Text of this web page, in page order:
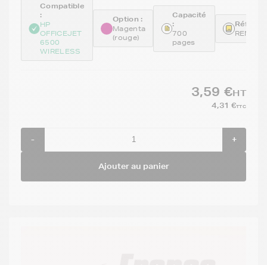
Compatible
:
HP
OFFICEJET
6500
WIRELESS
Option :
Magenta
(rouge)
Capacité
:
700
pages
3,59 €HT
4,31 €TTC
- +
Ajouter au panier